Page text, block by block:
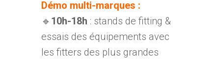
Démo multi-marques :
🔹 10h-18h : stands de fitting &
essais des équipements avec
les fitters des plus grandes